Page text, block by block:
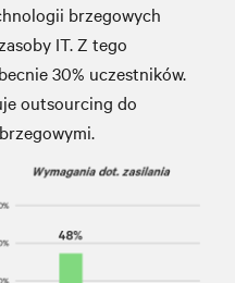
brzegowych
IT. Z tego
30% uczestników.
outsourcing do